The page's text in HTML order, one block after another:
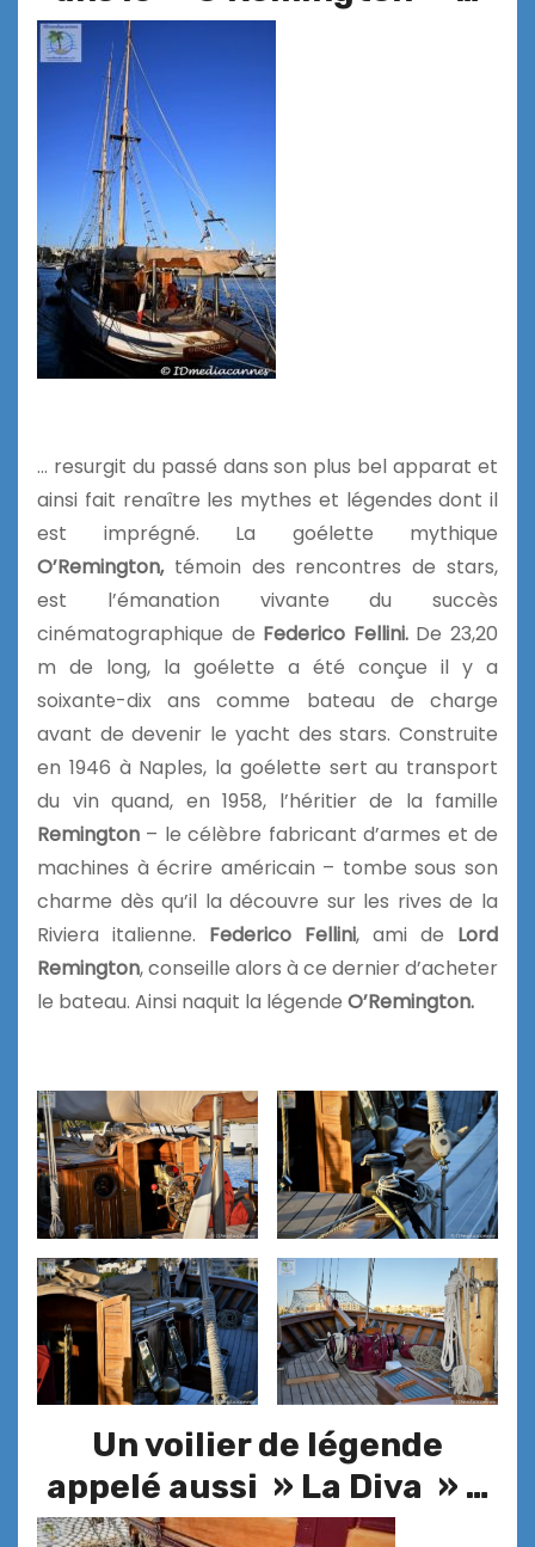
… resurgit du passé dans son plus bel apparat et
ainsi fait renaître les mythes et légendes dont il
est imprégné. La goélette mythique
O’Remington,témoin des rencontres de stars,
est l’émanation vivante du succès
cinématographique de Federico Fellini.De 23,20
m de long, la goélette a été conçue il y a
soixante-dix ans comme bateau de charge
avant de devenir le yacht des stars. Construite
en 1946 à Naples, la goélette sert au transport
du vin quand, en 1958, l’héritier de la famille
Remington – le célèbre fabricant d’armes et de
machines à écrire américain – tombe sous son
charme dès qu’il la découvre sur les rives de la
Riviera italienne. Federico Fellini, ami de Lord
Remington, conseille alors à ce dernier d’acheter
le bateau. Ainsi naquit la légende O’Remington.
Un voilier de légende
appelé aussi » La Diva » …